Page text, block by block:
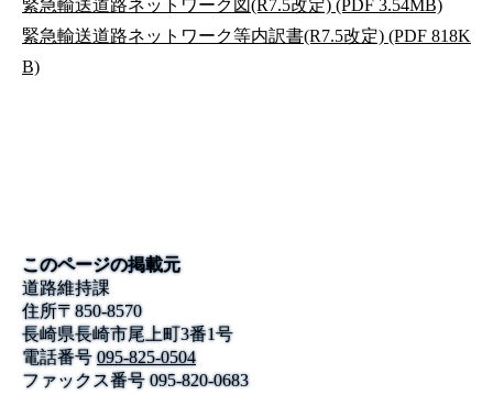
緊急輸送道路ネットワーク図(R7.5改定) (PDF 3.54MB)
緊急輸送道路ネットワーク等内訳書(R7.5改定) (PDF 818K
B)
このページの掲載元
道路維持課
住所〒850-8570
長崎県長崎市尾上町3番1号
電話番号 095-825-0504
ファックス番号095-820-0683